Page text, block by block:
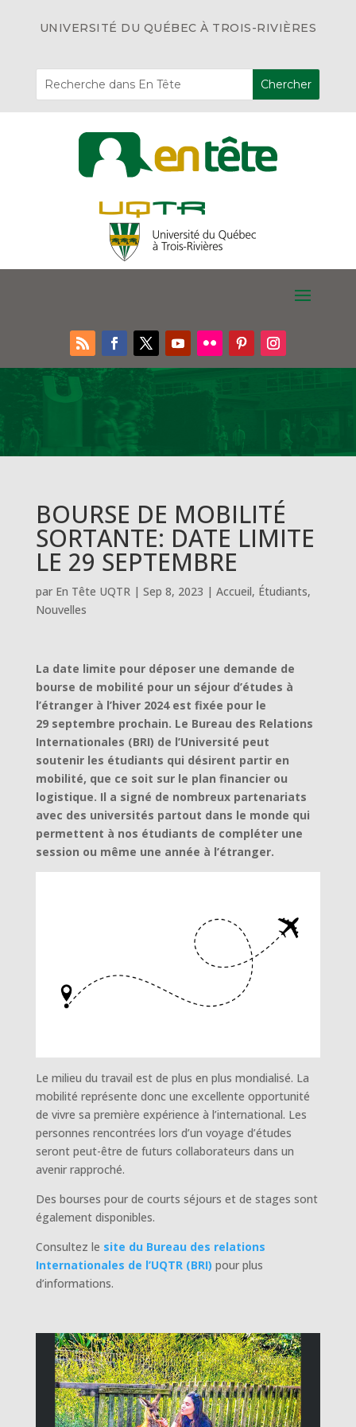
UNIVERSITÉ DU QUÉBEC À TROIS-RIVIÈRES
BOURSE DE MOBILITÉ
SORTANTE: DATE LIMITE
LE 29 SEPTEMBRE
par En Tête UQTR| Sep 8, 2023 | Accueil, Étudiants,
Nouvelles
La date limite pour déposer une demande de
bourse de mobilité pour un séjour d’études à
l’étranger à l’hiver 2024 est fixée pour le
29 septembre prochain. Le Bureau des Relations
Internationales (BRI) de l’Université peut
soutenir les étudiants qui désirent partir en
mobilité, que ce soit sur le plan financier ou
logistique. Il a signé de nombreux partenariats
avec des universités partout dans le monde qui
permettent à nos étudiants de compléter une
session ou même une année à l’étranger.
Le milieu du travail est de plus en plus mondialisé. La
mobilité représente donc une excellente opportunité
de vivre sa première expérience à l’international. Les
personnes rencontrées lors d’un voyage d’études
seront peut-être de futurs collaborateurs dans un
avenir rapproché.
Des bourses pour de courts séjours et de stages sont
également disponibles.
Consultez le site du Bureau des relations
Internationales de l’UQTR (BRI) pour plus
d’informations.